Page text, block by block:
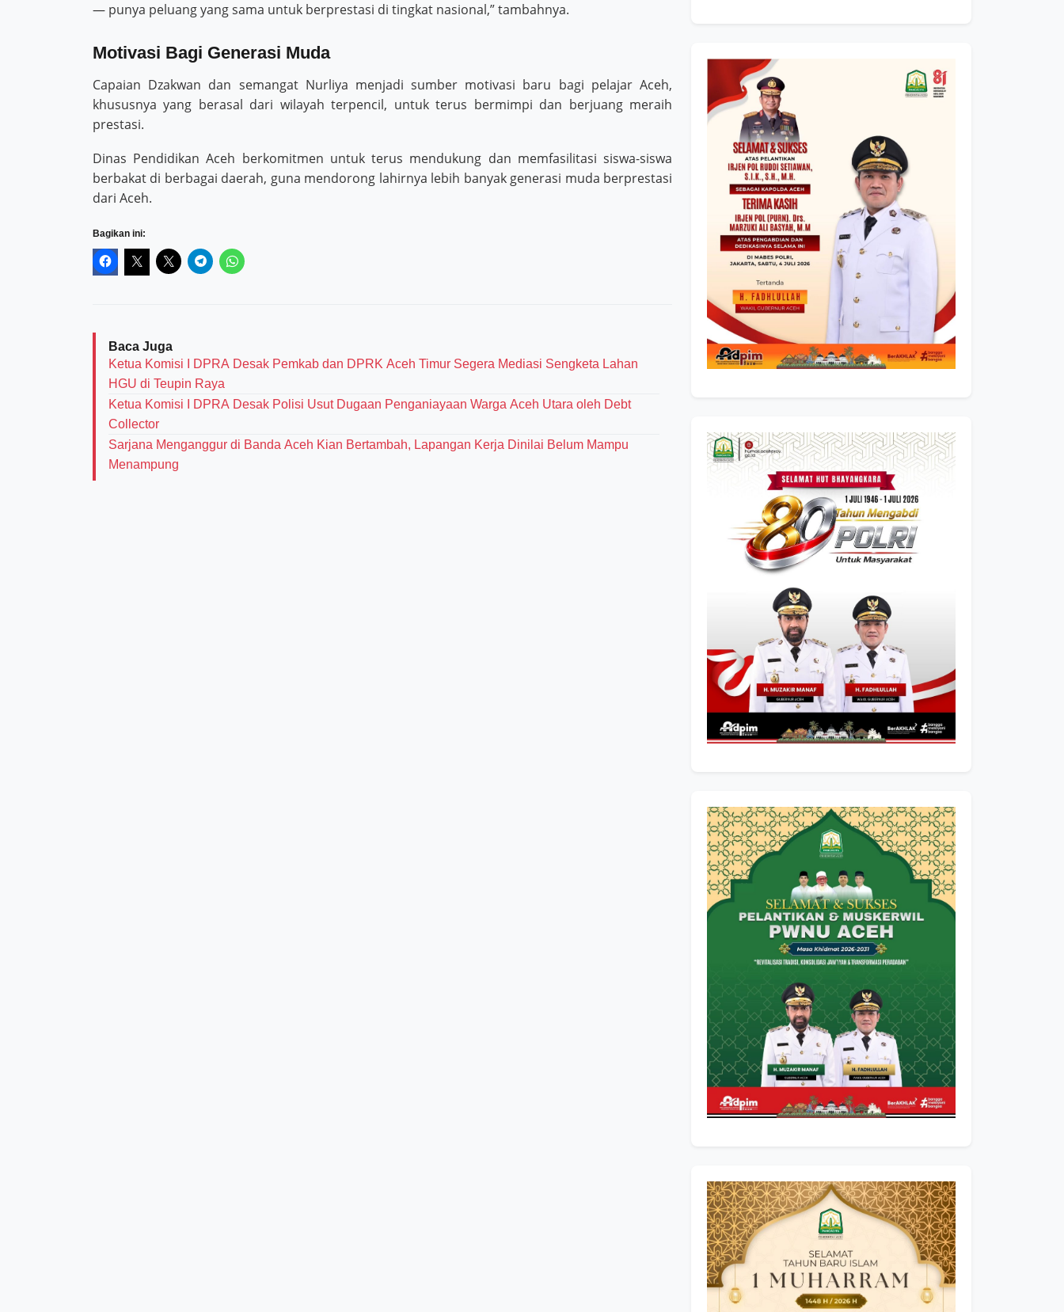
— punya peluang yang sama untuk berprestasi di tingkat nasional,” tambahnya.
Motivasi Bagi Generasi Muda
Capaian Dzakwan dan semangat Nurliya menjadi sumber motivasi baru bagi pelajar Aceh,
khususnya yang berasal dari wilayah terpencil, untuk terus bermimpi dan berjuang meraih
prestasi.
Dinas Pendidikan Aceh berkomitmen untuk terus mendukung dan memfasilitasi siswa-siswa
berbakat di berbagai daerah, guna mendorong lahirnya lebih banyak generasi muda berprestasi
dari Aceh.
Bagikan ini:
Baca Juga
Ketua Komisi I DPRA Desak Pemkab dan DPRK Aceh Timur Segera Mediasi Sengketa Lahan
HGU di Teupin Raya
Ketua Komisi I DPRA Desak Polisi Usut Dugaan Penganiayaan Warga Aceh Utara oleh Debt
Collector
‎Sarjana Menganggur di Banda Aceh Kian Bertambah, Lapangan Kerja Dinilai Belum Mampu
Menampung